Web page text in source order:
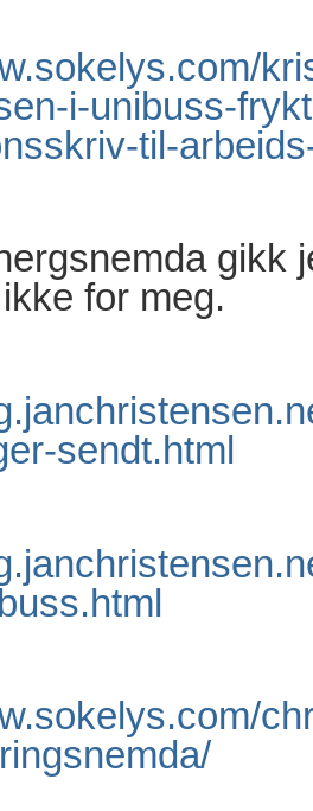
i-unibuss-
til-
gikk
for meg.
sendt.html